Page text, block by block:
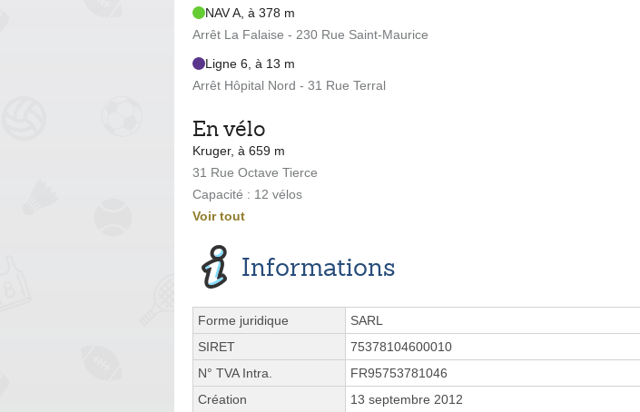
NAV A, à 378 m
Arrêt La Falaise - 230 Rue Saint-Maurice
Ligne 6, à 13 m
Arrêt Hôpital Nord - 31 Rue Terral
En vélo
Kruger, à 659 m
31 Rue Octave Tierce
Capacité : 12 vélos
Voir tout
Informations
Forme juridique
SARL
SIRET
75378104600010
N° TVA Intra.
FR95753781046
Création
13 septembre 2012